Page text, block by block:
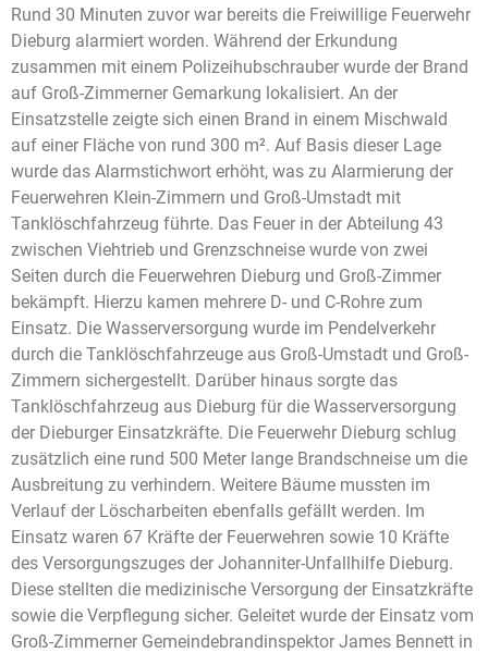
Rund 30 Minuten zuvor war bereits die Freiwillige Feuerwehr
Dieburg alarmiert worden. Während der Erkundung
zusammen mit einem Polizeihubschrauber wurde der Brand
auf Groß-Zimmerner Gemarkung lokalisiert. An der
Einsatzstelle zeigte sich einen Brand in einem Mischwald
auf einer Fläche von rund 300 m². Auf Basis dieser Lage
wurde das Alarmstichwort erhöht, was zu Alarmierung der
Feuerwehren Klein-Zimmern und Groß-Umstadt mit
Tanklöschfahrzeug führte. Das Feuer in der Abteilung 43
zwischen Viehtrieb und Grenzschneise wurde von zwei
Seiten durch die Feuerwehren Dieburg und Groß-Zimmer
bekämpft. Hierzu kamen mehrere D- und C-Rohre zum
Einsatz. Die Wasserversorgung wurde im Pendelverkehr
durch die Tanklöschfahrzeuge aus Groß-Umstadt und Groß-
Zimmern sichergestellt. Darüber hinaus sorgte das
Tanklöschfahrzeug aus Dieburg für die Wasserversorgung
der Dieburger Einsatzkräfte. Die Feuerwehr Dieburg schlug
zusätzlich eine rund 500 Meter lange Brandschneise um die
Ausbreitung zu verhindern. Weitere Bäume mussten im
Verlauf der Löscharbeiten ebenfalls gefällt werden. Im
Einsatz waren 67 Kräfte der Feuerwehren sowie 10 Kräfte
des Versorgungszuges der Johanniter-Unfallhilfe Dieburg.
Diese stellten die medizinische Versorgung der Einsatzkräfte
sowie die Verpflegung sicher. Geleitet wurde der Einsatz vom
Groß-Zimmerner Gemeindebrandinspektor James Bennett in